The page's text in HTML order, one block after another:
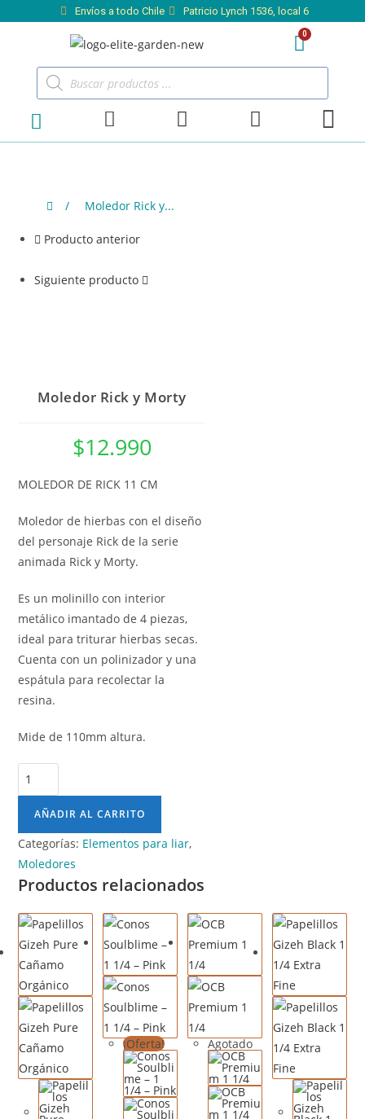
Envíos a todo Chile Patricio Lynch 1536, local 6
/ Moledor Rick y...
Producto anterior
Siguiente producto
Moledor Rick y Morty
$12.990
MOLEDOR DE RICK 11 CM
Moledor de hierbas con el diseño
del personaje Rick de la serie
animada Rick y Morty.
Es un molinillo con interior
metálico imantado de 4 piezas,
ideal para triturar hierbas secas.
Cuenta con un polinizador y una
espátula para recolectar la
resina.
Mide de 110mm altura.
AÑADIR AL CARRITO
Categorías: Elementos para liar,
Moledores
Productos relacionados
¡Oferta! Agotado